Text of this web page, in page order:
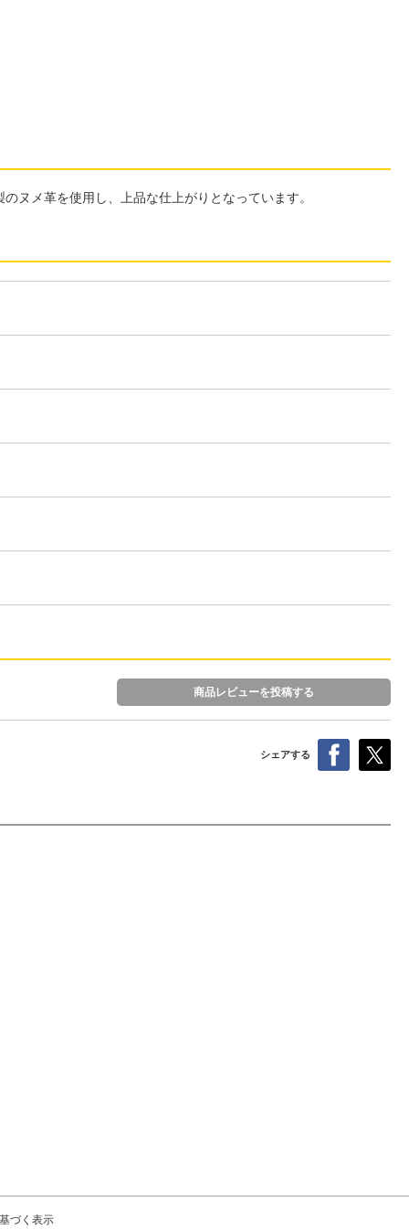
ヌメ革を使用し、上品な仕上がりとなっています。
商品レビューを投稿する
シェアする
づく表示